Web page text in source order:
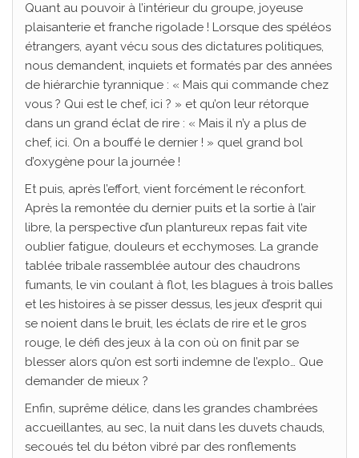
Quant au pouvoir à l’intérieur du groupe, joyeuse
plaisanterie et franche rigolade ! Lorsque des spéléos
étrangers, ayant vécu sous des dictatures politiques,
nous demandent, inquiets et formatés par des années
de hiérarchie tyrannique : « Mais qui commande chez
vous ? Qui est le chef, ici ? » et qu’on leur rétorque
dans un grand éclat de rire : « Mais il n’y a plus de
chef, ici. On a bouffé le dernier ! » quel grand bol
d’oxygène pour la journée !
Et puis, après l’effort, vient forcément le réconfort.
Après la remontée du dernier puits et la sortie à l’air
libre, la perspective d’un plantureux repas fait vite
oublier fatigue, douleurs et ecchymoses. La grande
tablée tribale rassemblée autour des chaudrons
fumants, le vin coulant à flot, les blagues à trois balles
et les histoires à se pisser dessus, les jeux d’esprit qui
se noient dans le bruit, les éclats de rire et le gros
rouge, le défi des jeux à la con où on finit par se
blesser alors qu’on est sorti indemne de l’explo… Que
demander de mieux ?
Enfin, suprême délice, dans les grandes chambrées
accueillantes, au sec, la nuit dans les duvets chauds,
secoués tel du béton vibré par des ronflements